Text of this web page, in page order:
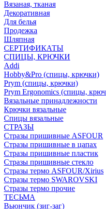
Вязаная, тканая
Декоративная
Для белья
Продежка
Шляпная
СЕРТИФИКАТЫ
СПИЦЫ, КРЮЧКИ
Addi
Hobby&Pro (спицы, крючки)
Prym (спицы, крючки)
Prym Ergonomics (спицы,
Вязальные принадлежности
Крючки вязальные
Спицы вязальные
СТРАЗЫ
Стразы пришивные ASFOUR
Стразы пришивные в цапах
Стразы пришивные пластик
Стразы пришивные стекло
Стразы термо ASFOUR/Xirius
Стразы термо SWAROVSKI
Стразы термо прочие
ТЕСЬМА
Вьюнчик (зиг-заг)